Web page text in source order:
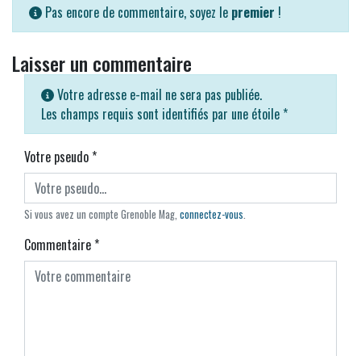
Pas encore de commentaire, soyez le premier !
Laisser un commentaire
Votre adresse e-mail ne sera pas publiée.
Les champs requis sont identifiés par une étoile *
Votre pseudo*
Si vous avez un compte Grenoble Mag, connectez-vous.
Commentaire*